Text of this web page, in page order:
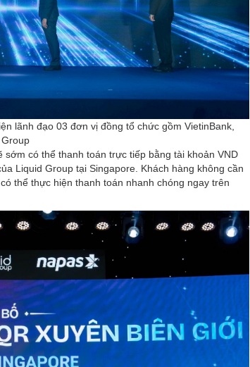
lãnh đạo 03 đơn vị đồng tổ chức gồm VietinBank,
có thể thanh toán trực tiếp bằng tài khoản VND
Liquid Group tại Singapore. Khách hàng không cần
thể thực hiện thanh toán nhanh chóng ngay trên